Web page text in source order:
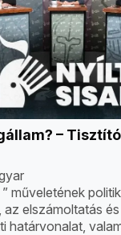
–
műveletének
elszámoltatás és
határvonalat,